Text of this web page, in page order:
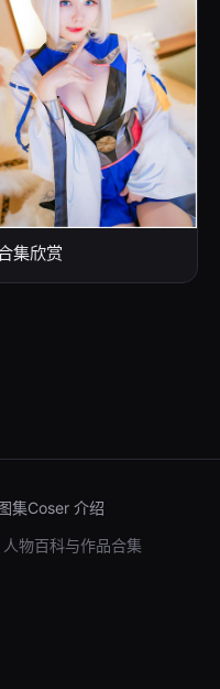
集欣赏
集Coser 介绍
物百科与作品合集